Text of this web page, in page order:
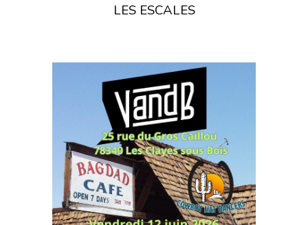
LES ESCALES